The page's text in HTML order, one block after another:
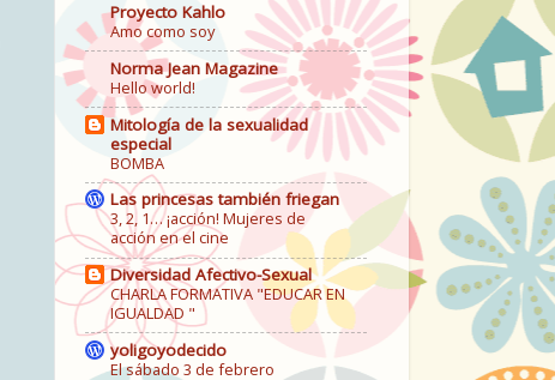
Proyecto Kahlo
Amo como soy
Norma Jean Magazine
Hello world!
Mitología de la sexualidad
especial
BOMBA
Las princesas también friegan
3, 2, 1… ¡acción! Mujeres de
acción en el cine
Diversidad Afectivo-Sexual
CHARLA FORMATIVA "EDUCAR EN
IGUALDAD "
yoligoyodecido
El sábado 3 de febrero